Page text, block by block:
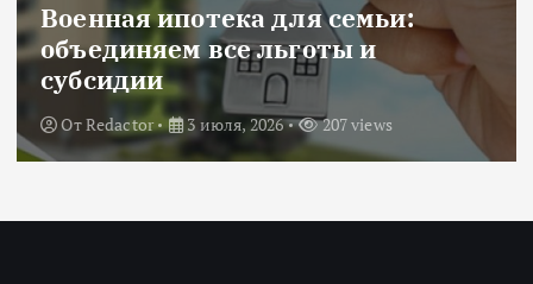
Военная ипотека для семьи:
объединяем все льготы и
субсидии
ОтRedactor 3 июля, 2026 207 views